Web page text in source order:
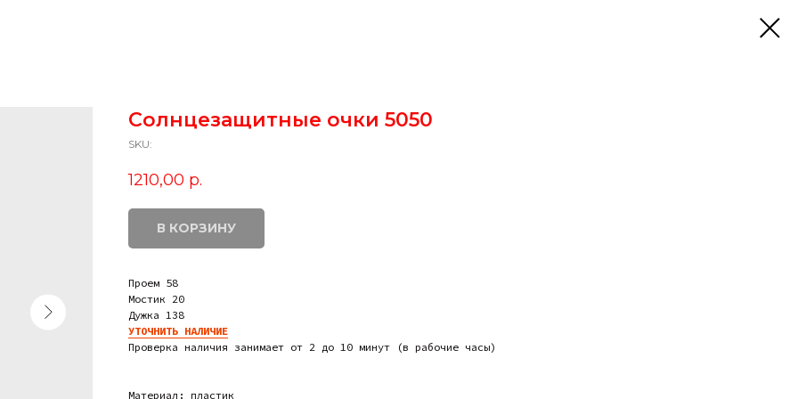
Солнцезащитные очки 5050
SKU:
1210,00 р.
В КОРЗИНУ
Проем 58
Мостик 20
Дужка 138
УТОЧНИТЬ НАЛИЧИЕ
Проверка наличия занимает от 2 до 10 минут (в рабочие часы)
Материал: пластик